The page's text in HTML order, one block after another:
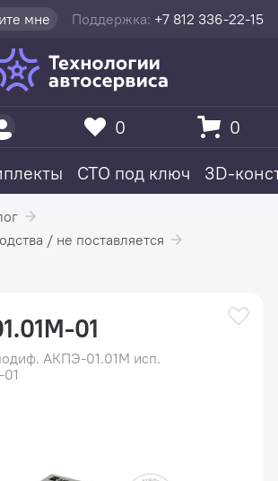
мне Поддержка: +7 812 336-22-15
СТО под ключ 3D-
0 0
/ не поставляется
01
АКПЭ-01.01М исп.